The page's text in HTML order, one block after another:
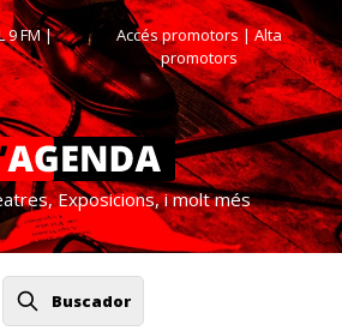
9 FM| Accés promotors| Alta
promotors
Exposicions, i molt més
Buscador